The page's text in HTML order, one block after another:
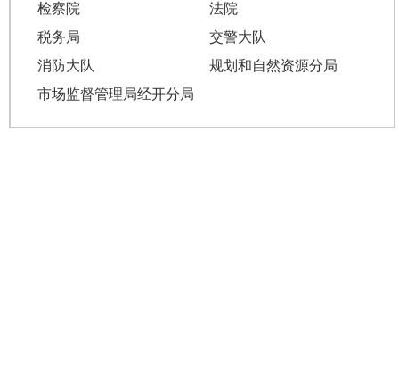
检察院
法院
税务局
交警大队
消防大队
规划和自然资源分局
市场监督管理局经开分局